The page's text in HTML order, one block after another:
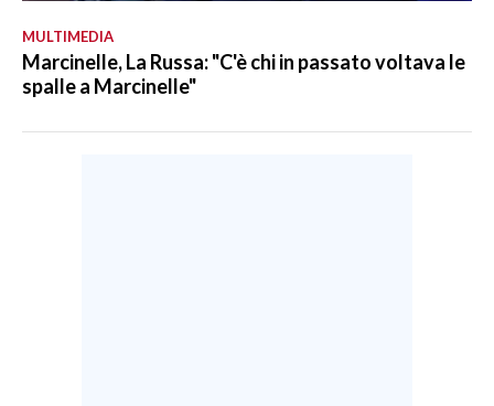
MULTIMEDIA
Marcinelle, La Russa: "C'è chi in passato voltava le
spalle a Marcinelle"